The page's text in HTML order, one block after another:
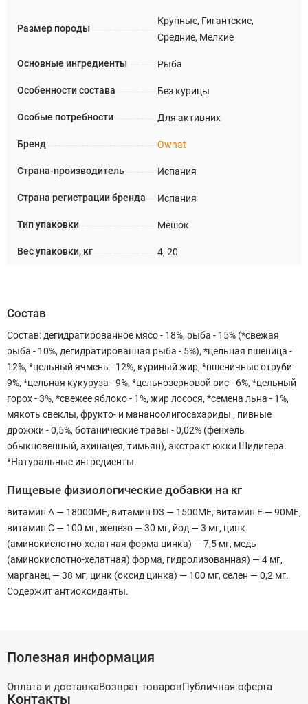
Размер породы
Крупные, Гигантские,
Средние, Мелкие
Основные ингредиенты Рыба
Особенности состава Без курицы
Особые потребности Для активних
Бренд Ownat
Страна-производитель Испания
Страна регистрации бренда Испания
Тип упаковки Мешок
Вес упаковки, кг 4, 20
Состав
Состав: дегидратированное мясо - 18%, рыба - 15% (*свежая
рыба - 10%, дегидратированная рыба - 5%), *цельная пшеница -
12%, *цельный ячмень - 12%, куриный жир, *пшеничные отруби -
9%, *цельная кукуруза - 9%, *цельнозерновой рис - 6%, *цельный
горох - 3%, *свежее яблоко - 1%, жир лосося, *семена льна - 1%,
мякоть свеклы, фрукто- и мананоолигосахариды , пивные
дрожжи - 0,5%, ботанические травы - 0,02% (фенхель
обыкновенный, эхинацея, тимьян), экстракт юкки Шидигера.
*Натуральные ингредиенты.
Пищевые физиологические добавки на кг
витамин А — 18000МЕ, витамин D3 — 1500МЕ, витамин Е — 90МЕ,
витамин С — 100 мг, железо — 30 мг, йод — 3 мг, цинк
(аминокислотно-хелатная форма цинка) — 7,5 мг, медь
(аминокислотно-хелатная) форма, гидролизованная) — 4 мг,
марганец — 38 мг, цинк (оксид цинка) — 100 мг, селен — 0,2 мг.
Содержит антиоксиданты.
Полезная информация
Оплата и доставкаВозврат товаровПубличная оферта
Контакты